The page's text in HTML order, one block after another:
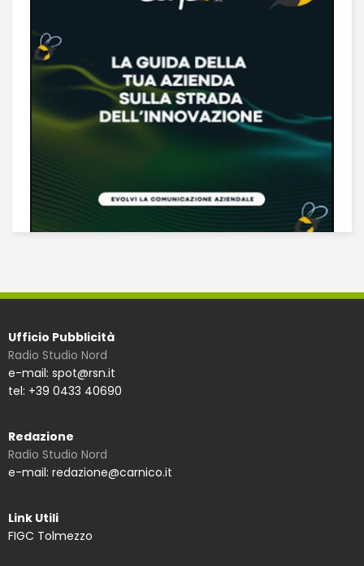
Ufficio Pubblicità
Radio Studio Nord
e-mail: spot@rsn.it
tel: +39 0433 40690
Redazione
Radio Studio Nord
e-mail: redazione@carnico.it
Link Utili
FIGC Tolmezzo